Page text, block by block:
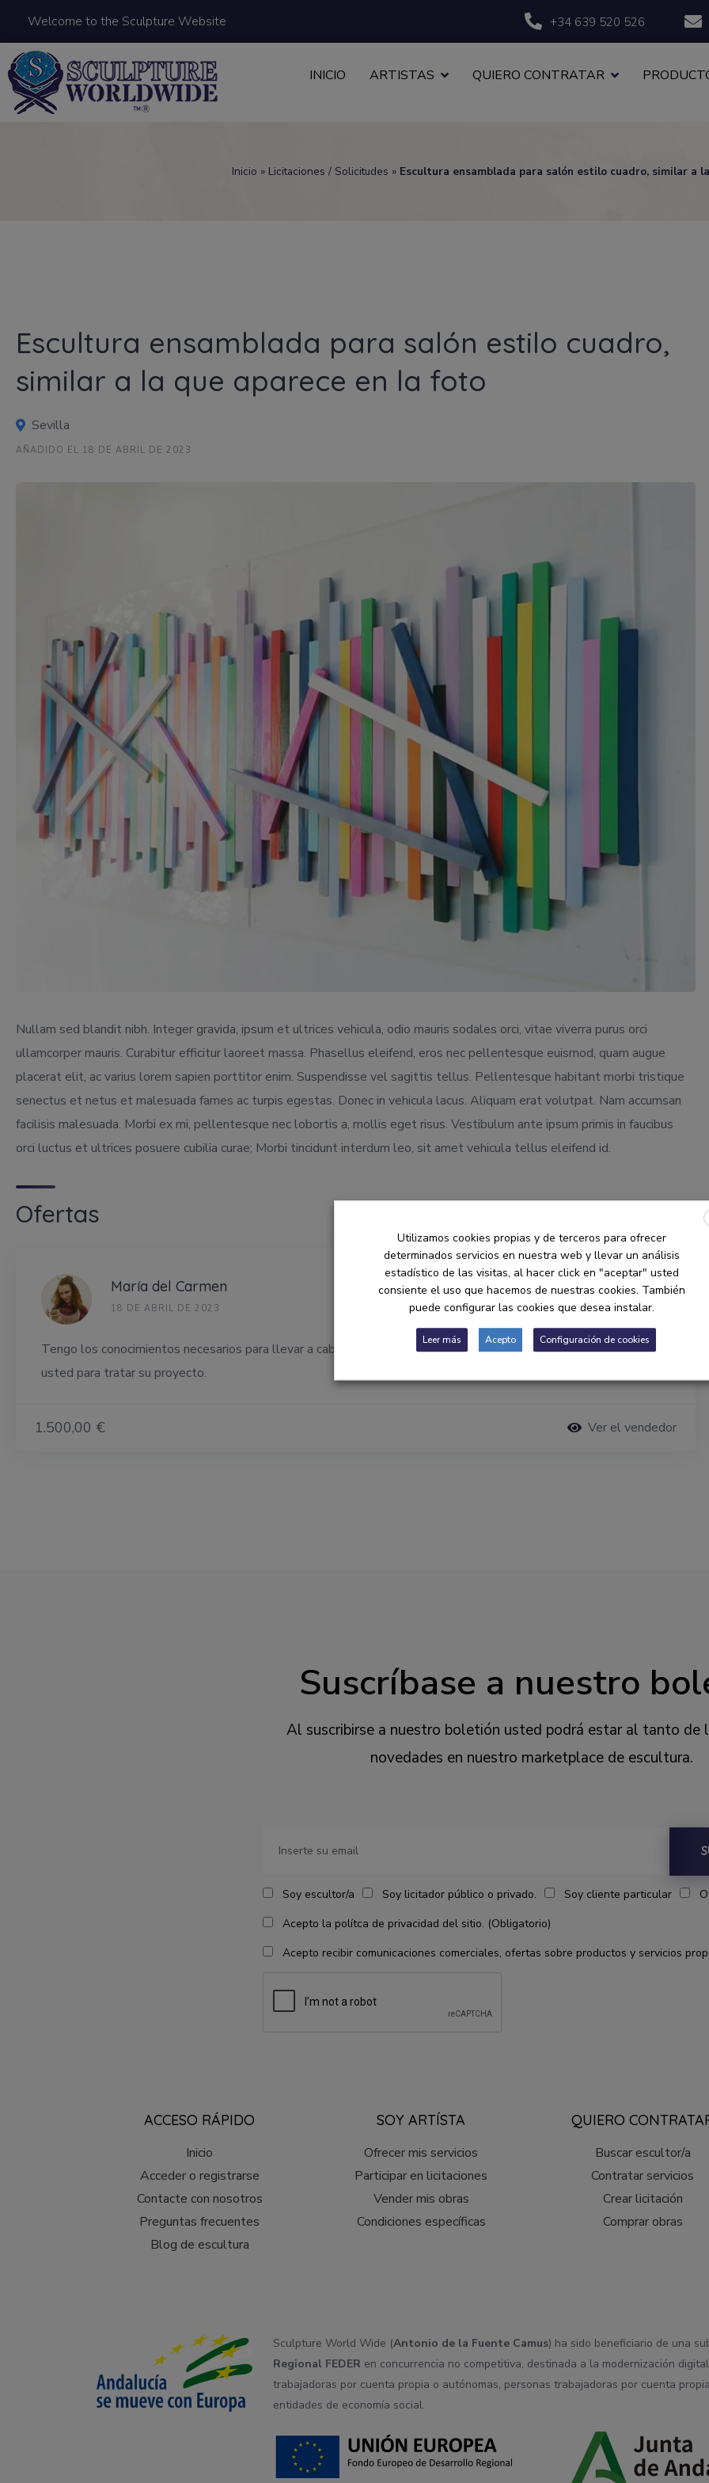
Welcome to the Sculpture Website +34 639 520 526
INICIO ARTISTAS QUIERO CONTRATAR
Inicio » Licitaciones / Solicitudes » Escultura ensamblada para salón estilo cuadro, similar a
Escultura ensamblada para salón estilo cuadro,
similar a la que aparece en la foto
Sevilla
AÑADIDO EL 18 DE ABRIL DE 2023
Nullam sed blandit nibh. Integer gravida, ipsum et ultrices vehicula, odio mauris sodales orci, vitae viverra purus orci
ullamcorper mauris. Curabitur efficitur laoreet massa. Phasellus eleifend, eros nec pellentesque euismod, quam augue
placerat elit, ac varius lorem sapien porttitor enim. Suspendisse vel sagittis tellus. Pellentesque habitant morbi tristique
senectus et netus et malesuada fames ac turpis egestas. Donec in vehicula lacus. Aliquam erat volutpat. Nam accumsan
facilisis malesuada. Morbi ex mi, pellentesque nec lobortis a, mollis eget risus. Vestibulum ante ipsum primis in faucibus
orci luctus et ultrices posuere cubilia curae; Morbi tincidunt interdum leo, sit amet vehicula tellus eleifend id.
Ofertas
María del Carmen
18 DE ABRIL DE 2023
Tengo los conocimientos necesarios para llevar a cabo el trabajo solicitado, me gustaría concertar una reunión con
usted para tratar su proyecto.
1.500,00 € Ver el vendedor
Suscríbase a nuestro
Al suscribirse a nuestro boletión usted podrá estar al tanto de
novedades en nuestro marketplace de escultura.
Soy escultor/a Soy licitador público o privado. Soy cliente particular
Acepto la polítca de privacidad del sitio. (Obligatorio)
Acepto recibir comunicaciones comerciales, ofertas sobre productos y servicios
ACCESO RÁPIDO
Inicio
Acceder o registrarse
Contacte con nosotros
Preguntas frecuentes
Blog de escultura
SOY ARTÍSTA
Ofrecer mis servicios
Participar en licitaciones
Vender mis obras
Condiciones específicas
QUIERO
Buscar escultor/a
Contratar servicios
Crear licitación
Comprar obras
Sculpture World Wide (Antonio de la Fuente Camus) ha sido beneficiario de una
Regional FEDER en concurrencia no competitiva, destinada a la modernización
trabajadoras por cuenta propia o autónomas, personas trabajadoras por cuenta
entidades de economía social.
Utilizamos cookies propias y de terceros para ofrecer
determinados servicios en nuestra web y llevar un análisis
estadístico de las visitas, al hacer click en "aceptar" usted
consiente el uso que hacemos de nuestras cookies. También
puede configurar las cookies que desea instalar.
Leer más Acepto Configuración de cookies